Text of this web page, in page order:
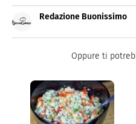
Redazione Buonissimo
quale trovi idee veloci,
Oppure ti